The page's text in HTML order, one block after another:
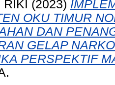
(2023)
OKU TIMUR
DAN
GELAP
PERSPEKTIF